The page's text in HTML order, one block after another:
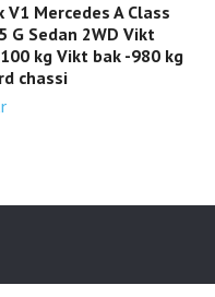
V1 Mercedes A Class
G Sedan 2WD Vikt
kg Vikt bak -980 kg
chassi